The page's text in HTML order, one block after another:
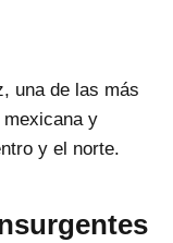
una de las más
y
y el norte.